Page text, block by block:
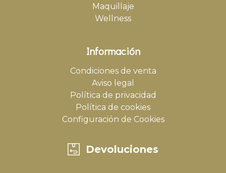
Maquillaje
Wellness
Información
Condiciones de venta
Aviso legal
Política de privacidad
Política de cookies
Configuración de Cookies
Devoluciones